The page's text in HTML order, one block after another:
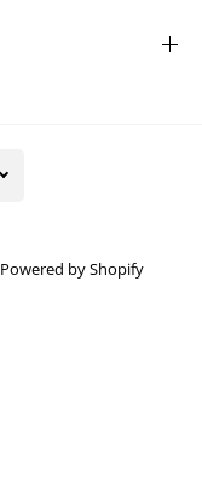
Powered by Shopify